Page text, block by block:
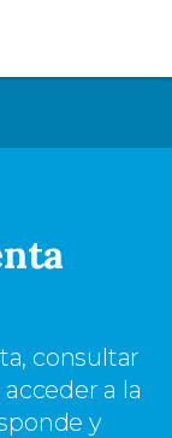
consultar
a la
y